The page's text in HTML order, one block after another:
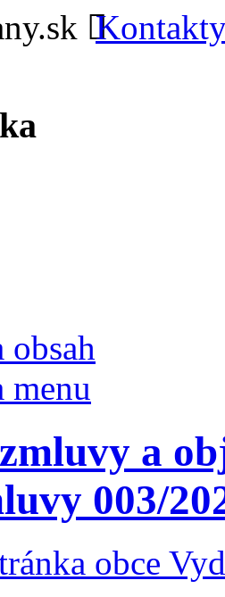
obsah
menu
a
003/